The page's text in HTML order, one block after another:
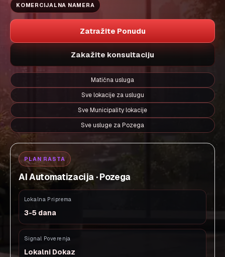
KOMERCIJALNA NAMERA
Zatražite Ponudu
Zakažite konsultaciju
Matična usluga
Sve lokacije za uslugu
Sve Municipality lokacije
Sve usluge za Pozega
PLAN RASTA
AI Automatizacija · Pozega
Lokalna Priprema
3-5 dana
Signal Poverenja
Lokalni Dokaz